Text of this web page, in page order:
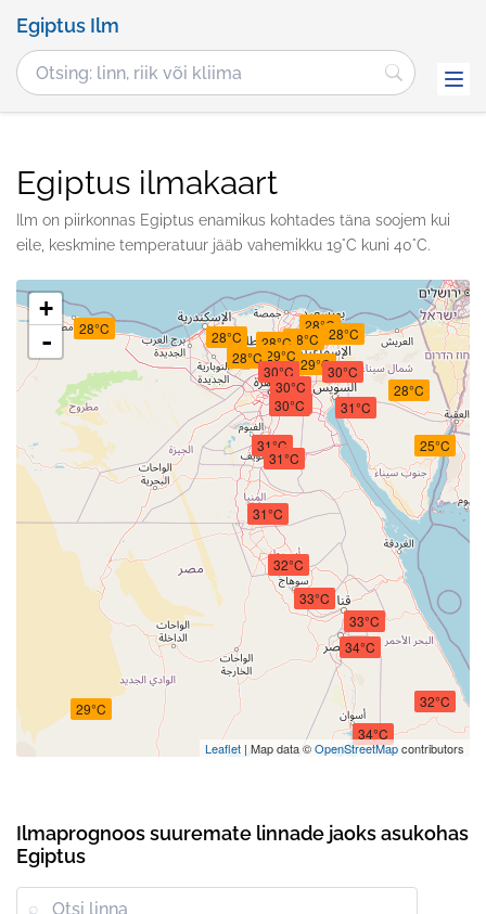
Egiptus Ilm
Egiptus ilmakaart
Ilm on piirkonnas Egiptus enamikus kohtades täna soojem kui
eile, keskmine temperatuur jääb vahemikku 19°C kuni 40°C.
30°C
30°C
30°C
28°C 28°C
30°C
28°C
28°C
31°C
33°C
32°C
34°C
34°C
30°C
31°C
25°C
29°C
31°C
28°C
28°C
28°C
29°C
33°C
28°C
31°C
29°C
32°C
+
-
Leaflet | Map data ©OpenStreetMapcontributors
Ilmaprognoos suuremate linnade jaoks asukohas
Egiptus